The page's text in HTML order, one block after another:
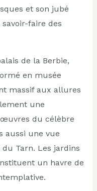
et son jubé
faire des
de la Berbie,
en musée
massif aux allures
une
du célèbre
aussi une vue
Tarn. Les jardins
un havre de